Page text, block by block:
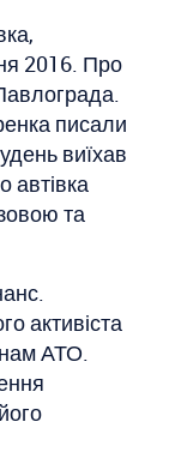
2016. Про
писали
виїхав
автівка
та
активіста
АТО.